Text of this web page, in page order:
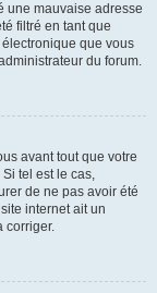
une mauvaise adresse
filtré en tant que
que vous
du forum.
avant tout que votre
tel est le cas,
de ne pas avoir été
internet ait un
corriger.